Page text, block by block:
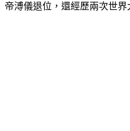
帝溥儀退位，還經歷兩次世